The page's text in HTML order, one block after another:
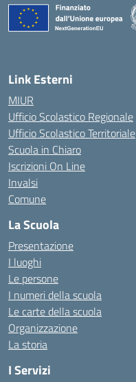
Link Esterni
MIUR
Ufficio Scolastico Regionale
Ufficio Scolastico Territoriale
Scuola in Chiaro
Iscrizioni On Line
Invalsi
Comune
La Scuola
Presentazione
I luoghi
Le persone
I numeri della scuola
Le carte della scuola
Organizzazione
La storia
I Servizi